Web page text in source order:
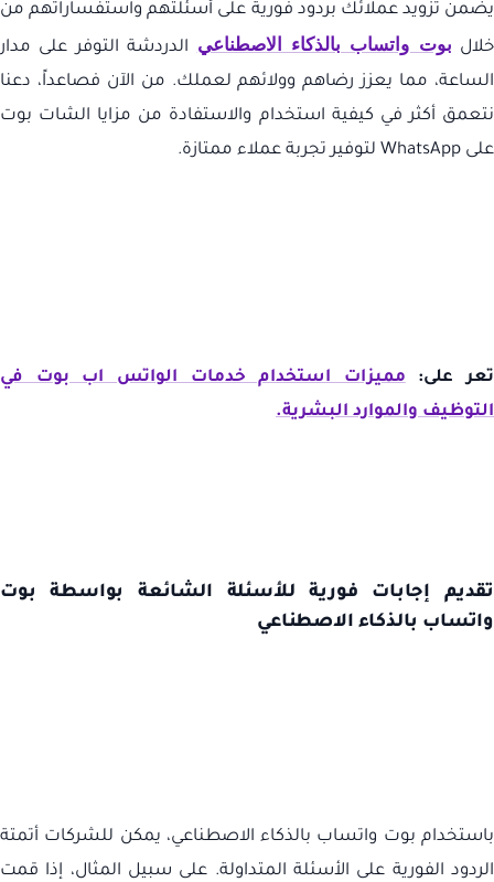
يضمن تزويد عملائك بردود فورية على أسئلتهم واستفساراتهم من
خلال بوت واتساب بالذكاء الاصطناعيالدردشة التوفر على مدار
الساعة، مما يعزز رضاهم وولائهم لعملك. من الآن فصاعداً، دعنا
نتعمق أكثر في كيفية استخدام والاستفادة من مزايا الشات بوت
على WhatsApp لتوفير تجربة عملاء ممتازة.
تعر على:مميزات استخدام خدمات الواتس اب بوت في
التوظيف والموارد البشرية.
تقديم إجابات فورية للأسئلة الشائعة بواسطة بوت
واتساب بالذكاء الاصطناعي
باستخدام بوت واتساب بالذكاء الاصطناعي، يمكن للشركات أتمتة
الردود الفورية على الأسئلة المتداولة. على سبيل المثال، إذا قمت